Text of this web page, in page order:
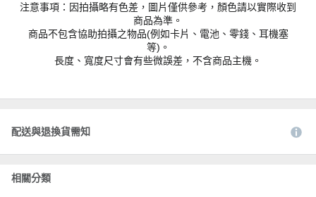
注意事項：因拍攝略有色差，圖片僅供參考，顏色請以實際收到
商品為準。
商品不包含協助拍攝之物品(例如卡片、電池、零錢、耳機塞
等)。
長度、寬度尺寸會有些微誤差，不含商品主機。
配送與退換貨需知
相關分類